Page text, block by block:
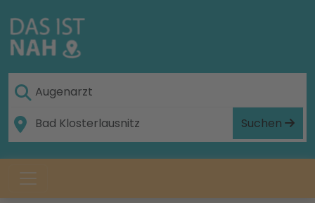
Suchen